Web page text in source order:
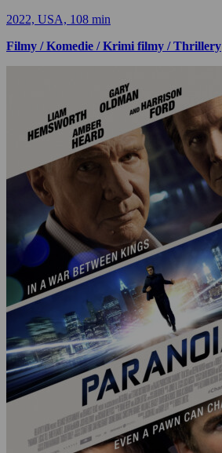
2022, USA, 108 min
Filmy / Komedie / Krimi filmy / Thrillery